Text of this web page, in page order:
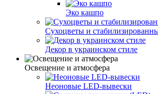
Эко кашпо
Сухоцветы и
Декор в украинском стиле
Освещение и атмосфера
Неоновые LED-вывески